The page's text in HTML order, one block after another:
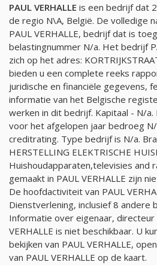
PAUL VERHALLE is een bedrijf dat
de regio N\A, België. De volledige
PAUL VERHALLE, bedrijf dat is
belastingnummer N/a. Het bedrijf
zich op het adres:
bieden u een complete reeks
juridische en financiële gegevens,
informatie van het Belgische
werken in dit bedrijf. Kapitaal - N/a.
voor het afgelopen jaar bedroeg
creditrating. Type bedrijf is N/a.
HERSTELLING ELEKTRISCHE
Huishoudapparaten,televisies and
gemaakt in PAUL VERHALLE zijn
De hoofdactiviteit van PAUL
Dienstverlening, inclusief 8 andere
Informatie over eigenaar, directeur
VERHALLE is niet beschikbaar. U
bekijken van PAUL VERHALLE,
van PAUL VERHALLE op de kaart.